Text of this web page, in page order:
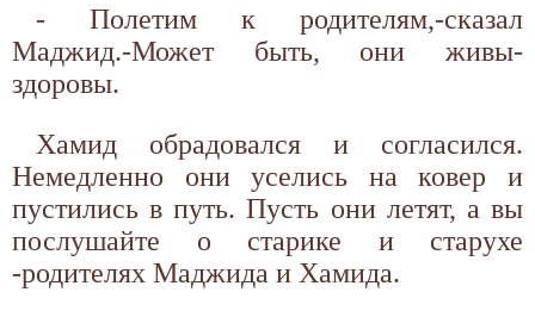
- Полетим к родителям,-сказал
Маджид.-Может быть, они живы-
здоровы.
Хамид обрадовался и согласился.
Немедленно они уселись на ковер и
пустились в путь. Пусть они летят, а вы
послушайте о старике и старухе
-родителях Маджида и Хамида.